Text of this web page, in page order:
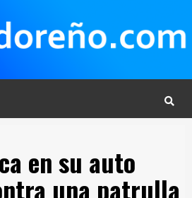
en su auto
una patrulla